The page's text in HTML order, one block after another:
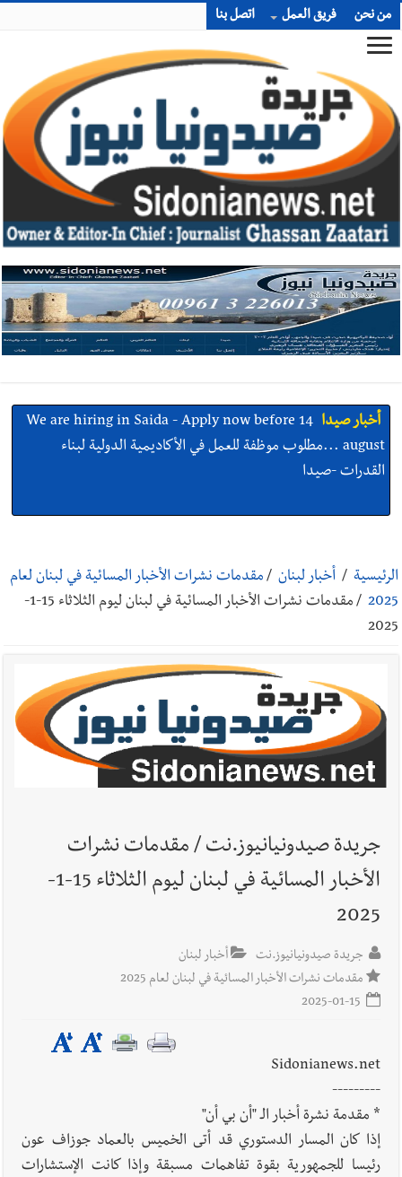
من نحن فريق العمل اتصل بنا
أخبار صيدا We are hiring in Saida - Apply now before 14
august ...مطلوب موظفة للعمل في الأكاديمية الدولية لبناء
القدرات -صيدا
استعراض شامل لمشاريع وتأكيدٌ على حماية القيمة التراثية للمدينة
القديمة
أخبار صيدا عمر مرجان يطلق أكاديمية نادي الحرية لكرة القدم
أخبار لبنان
بالتفاصيل : جلسة لمجلس الوزراء في قصر بعبدا الوقائع
والمقررات : تعيينات ورد 4 قوانين وزيادات الغلاء| الرئيس عون
شدد على تفهم ترامب واردوغان لوضع لبنان وكشف عن مؤتمر
أخبار لبنان
مفكرة النشاطات الرسمية المقررة في لبنان ليوم السبت
8-8-2026
السبت 8-8-2026: لاءات إسرائيل الثلاث تضرب المسار التفاوضي
واتفاق مكة على طاولة الإقليم؟ | استهداف الجيش اللبناني يرفع
منسوب التصعيد الإسرائيلي؟ | الخيام وبنت جبيل خارج التجربة؟
الرئيسية / أخبار لبنان / مقدمات نشرات الأخبار المسائية في لبنان لعام
2025
/
مقدمات نشرات الأخبار المسائية في لبنان ليوم الثلاثاء 15-1-
2025
جريدة صيدونيانيوز.نت / مقدمات نشرات
الأخبار المسائية في لبنان ليوم الثلاثاء 15-1-
2025
جريدة صيدونيانيوز.نت
أخبار لبنان
مقدمات نشرات الأخبار المسائية في لبنان لعام 2025
Sidonianews.net
---------
* مقدمة نشرة أخبار الـ "أن بي أن"
إذا كان المسار الدستوري قد أتى الخميس بالعماد جوزاف عون
رئيسا للجمهورية بقوة تفاهمات مسبقة وإذا كانت الإستشارات